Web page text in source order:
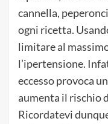
cannella,
ogni ricetta.
limitare al
l’ipertensione.
eccesso provoca
aumenta il rischio
Ricordatevi